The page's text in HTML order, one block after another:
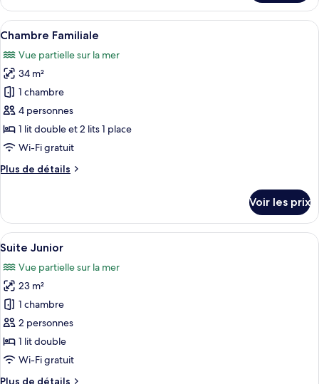
avec
lits
vue
partielle
sur
la
mer
le
type
de
Chambre
Standard
Double
ou
avec
lits
jumeaux,
vue
sur
Afficher
toutes
les
photos
pour
ce
type
de
chambre :
Chambre
Une chambre d’hôtel moderne
6
Chambre Familiale
Vue partielle sur la mer
34 m²
1 chambre
4 personnes
1 lit double et 2 lits 1 place
Wi-Fi gratuit
Plus de détails
Plus
le
type
de
Chambre
Familiale
Voir les prix
Afficher
toutes
les
photos
pour
ce
type
de
chambre :
Une terrasse sur le toit avec des
5
Suite Junior
Vue partielle sur la mer
23 m²
1 chambre
2 personnes
1 lit double
Wi-Fi gratuit
Plus de détails
Plus